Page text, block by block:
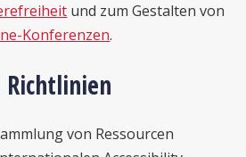
und zum Gestalten von
Konferenzen.
Richtlinien
von Ressourcen